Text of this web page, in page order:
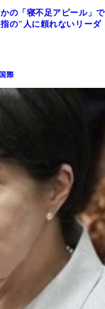
の「寝不足アピール」で
の"人に頼れないリーダ
際